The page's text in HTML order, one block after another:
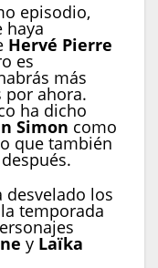
episodio,
haya
Hervé Pierre
es
más
por ahora.
ha dicho
Simon como
que también
desvelado los
temporada
y Laïka